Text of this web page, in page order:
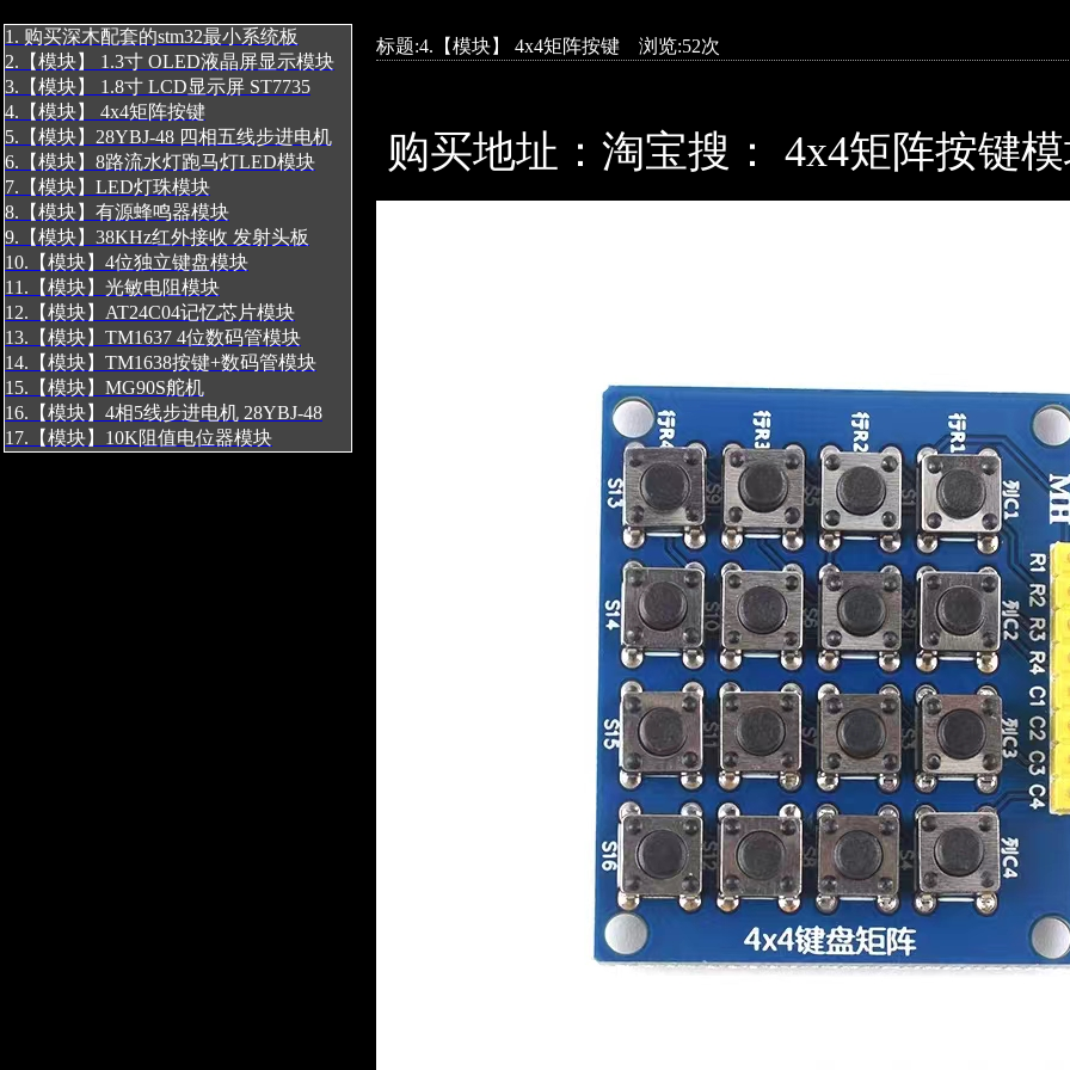
1. 购买深木配套的stm32最小系统板
2.【模块】 1.3寸 OLED液晶屏显示模块
3.【模块】 1.8寸 LCD显示屏 ST7735
4.【模块】 4x4矩阵按键
5.【模块】28YBJ-48 四相五线步进电机
6.【模块】8路流水灯跑马灯LED模块
7.【模块】LED灯珠模块
8.【模块】有源蜂鸣器模块
9.【模块】38KHz红外接收 发射头板
10.【模块】4位独立键盘模块
11.【模块】光敏电阻模块
12.【模块】AT24C04记忆芯片模块
13.【模块】TM1637 4位数码管模块
14.【模块】TM1638按键+数码管模块
15.【模块】MG90S舵机
16.【模块】4相5线步进电机 28YBJ-48
17.【模块】10K阻值电位器模块
标题:4.【模块】 4x4矩阵按键 浏览:52次
购买地址：淘宝搜： 4x4矩阵按键